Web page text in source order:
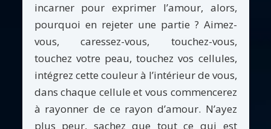
incarner pour exprimer l’amour, alors,
pourquoi en rejeter une partie ? Aimez-
vous, caressez-vous, touchez-vous,
touchez votre peau, touchez vos cellules,
intégrez cette couleur à l’intérieur de vous,
dans chaque cellule et vous commencerez
à rayonner de ce rayon d’amour. N’ayez
plus peur, sachez que tout ce qui est